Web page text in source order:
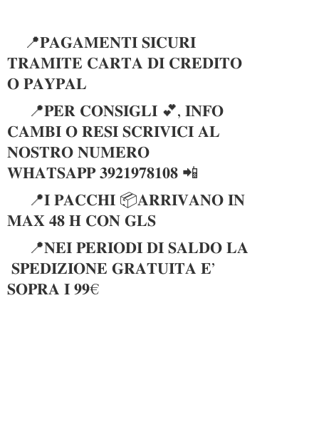
📍𝐏𝐀𝐆𝐀𝐌𝐄𝐍𝐓𝐈 𝐒𝐈𝐂𝐔𝐑𝐈
𝐓𝐑𝐀𝐌𝐈𝐓𝐄 𝐂𝐀𝐑𝐓𝐀 𝐃𝐈 𝐂𝐑𝐄𝐃𝐈𝐓𝐎
𝐎 𝐏𝐀𝐘𝐏𝐀𝐋
📍𝐏𝐄𝐑 𝐂𝐎𝐍𝐒𝐈𝐆𝐋𝐈 💕, 𝐈𝐍𝐅𝐎
𝐂𝐀𝐌𝐁𝐈 𝐎 𝐑𝐄𝐒𝐈 𝐒𝐂𝐑𝐈𝐕𝐈𝐂𝐈 𝐀𝐋
𝐍𝐎𝐒𝐓𝐑𝐎 𝐍𝐔𝐌𝐄𝐑𝐎
𝐖𝐇𝐀𝐓𝐒𝐀𝐏𝐏 𝟑𝟗𝟐𝟏𝟗𝟕𝟖𝟏𝟎𝟖 📲
📍𝐈 𝐏𝐀𝐂𝐂𝐇𝐈 📦𝐀𝐑𝐑𝐈𝐕𝐀𝐍𝐎 𝐈𝐍
𝐌𝐀𝐗 𝟒𝟖 𝐇 𝐂𝐎𝐍 𝐆𝐋𝐒
📍𝐍𝐄𝐈 𝐏𝐄𝐑𝐈𝐎𝐃𝐈 𝐃𝐈 𝐒𝐀𝐋𝐃𝐎 𝐋𝐀
𝐒𝐏𝐄𝐃𝐈𝐙𝐈𝐎𝐍𝐄 𝐆𝐑𝐀𝐓𝐔𝐈𝐓𝐀 𝐄’
𝐒𝐎𝐏𝐑𝐀 𝐈 𝟗𝟗€